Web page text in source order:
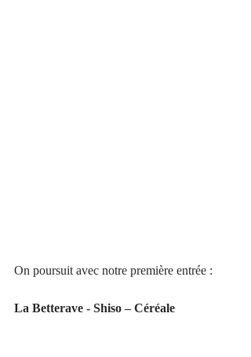
On poursuit avec notre première entrée :
La Betterave - Shiso – Céréale